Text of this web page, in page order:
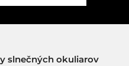
slnečných okuliarov